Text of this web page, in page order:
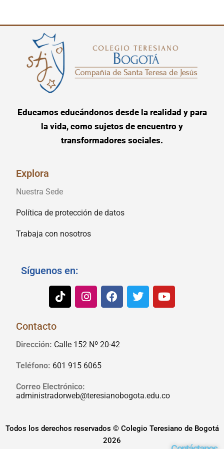
Educamos educándonos desde la realidad y para
la vida, como sujetos de encuentro y
transformadores sociales.
Explora
Nuestra Sede
Política de protección de datos
Trabaja con nosotros
Síguenos en:
Contacto
Dirección: Calle 152 Nº 20-42
Teléfono: 601 915 6065
Correo Electrónico:
administradorweb@teresianobogota.edu.co
Todos los derechos reservados © Colegio Teresiano de Bogotá
2026